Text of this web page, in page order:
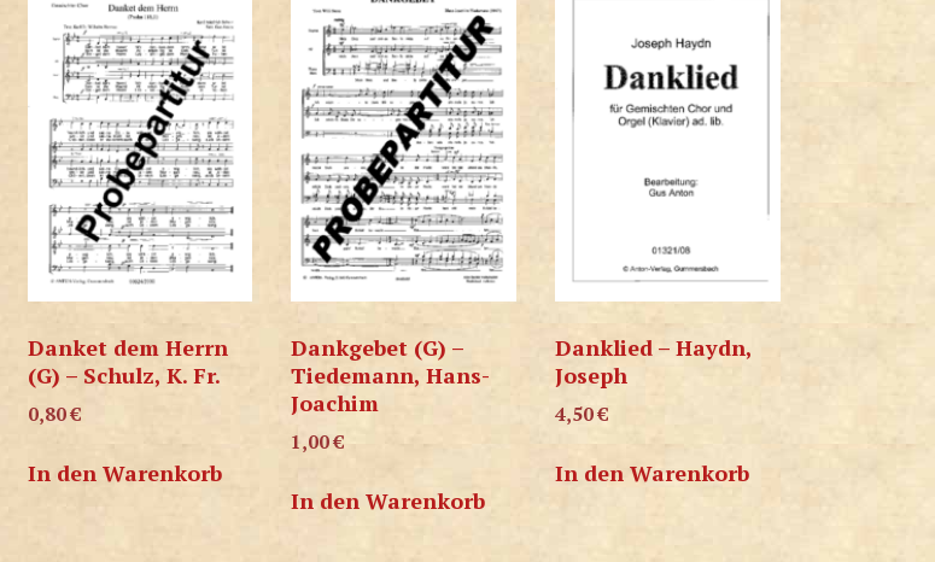
Danket dem Herrn
(G) – Schulz, K. Fr.
0,80€
In den Warenkorb
Dankgebet (G) –
Tiedemann, Hans-
Joachim
1,00€
In den Warenkorb
Danklied – Haydn,
Joseph
4,50€
In den Warenkorb